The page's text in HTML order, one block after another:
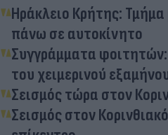
Ηράκλειο Κρήτης:
πάνω σε αυτοκίνητο
Συγγράμματα φοιτητών:
του χειμερινού
Σεισμός τώρα στον
Σεισμός στον